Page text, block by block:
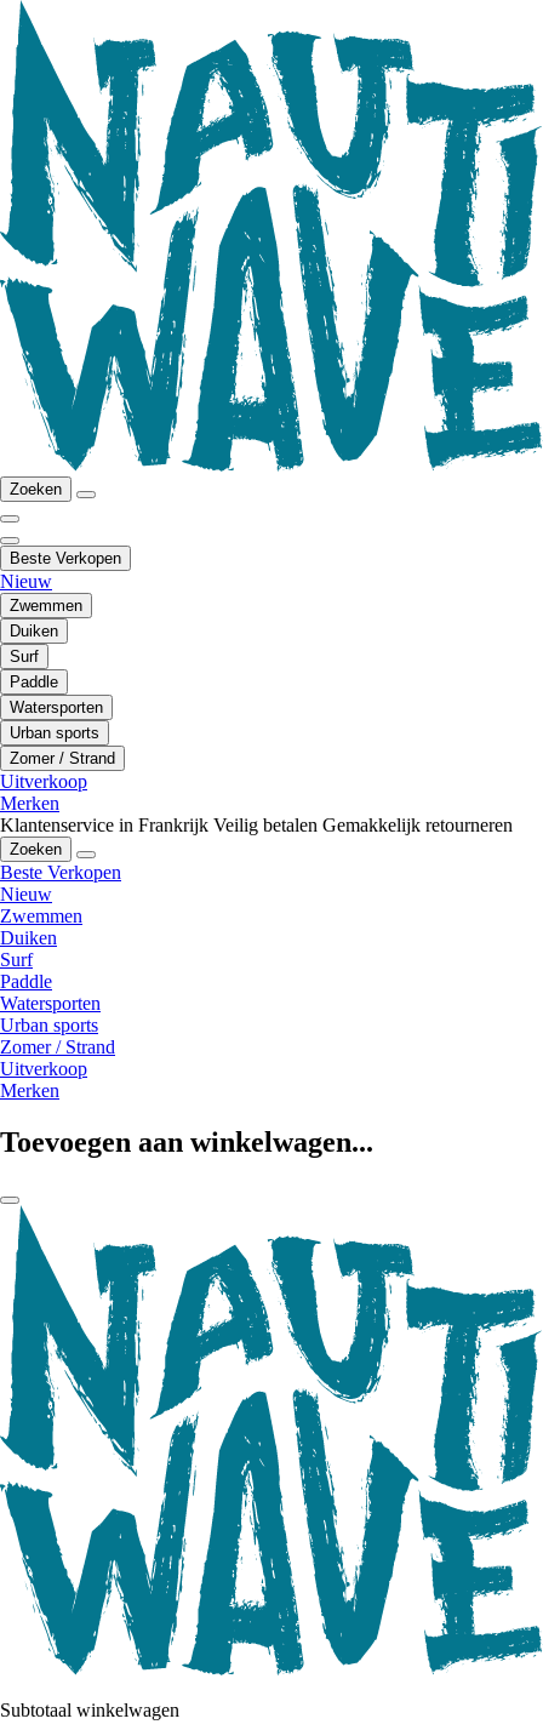
Zoeken
Beste Verkopen
Nieuw
Zwemmen
Duiken
Surf
Paddle
Watersporten
Urban sports
Zomer / Strand
Uitverkoop
Merken
Klantenservice in Frankrijk Veilig betalen Gemakkelijk retourneren
Zoeken
Beste Verkopen
Nieuw
Zwemmen
Duiken
Surf
Paddle
Watersporten
Urban sports
Zomer / Strand
Uitverkoop
Merken
Toevoegen aan winkelwagen...
Subtotaal winkelwagen